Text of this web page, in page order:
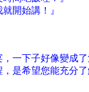
開始講！』
一下子好像變成
是希望您能充分